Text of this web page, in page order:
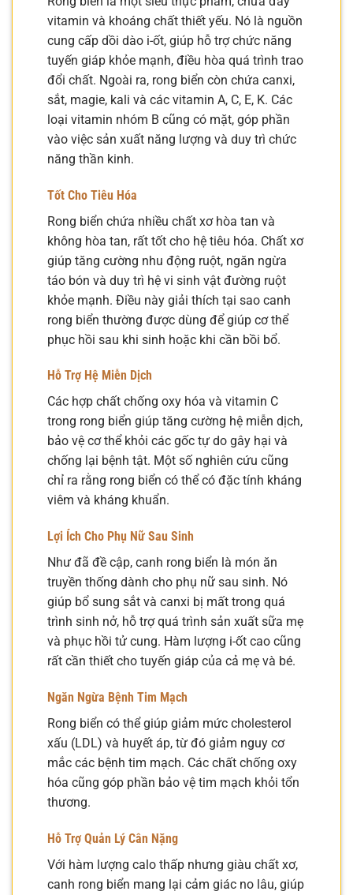
vitamin và khoáng chất thiết yếu. Nó là nguồn
cung cấp dồi dào i-ốt, giúp hỗ trợ chức năng
tuyến giáp khỏe mạnh, điều hòa quá trình trao
đổi chất. Ngoài ra, rong biển còn chứa canxi,
sắt, magie, kali và các vitamin A, C, E, K. Các
loại vitamin nhóm B cũng có mặt, góp phần
vào việc sản xuất năng lượng và duy trì chức
năng thần kinh.
Tốt Cho Tiêu Hóa
Rong biển chứa nhiều chất xơ hòa tan và
không hòa tan, rất tốt cho hệ tiêu hóa. Chất xơ
giúp tăng cường nhu động ruột, ngăn ngừa
táo bón và duy trì hệ vi sinh vật đường ruột
khỏe mạnh. Điều này giải thích tại sao canh
rong biển thường được dùng để giúp cơ thể
phục hồi sau khi sinh hoặc khi cần bồi bổ.
Hỗ Trợ Hệ Miễn Dịch
Các hợp chất chống oxy hóa và vitamin C
trong rong biển giúp tăng cường hệ miễn dịch,
bảo vệ cơ thể khỏi các gốc tự do gây hại và
chống lại bệnh tật. Một số nghiên cứu cũng
chỉ ra rằng rong biển có thể có đặc tính kháng
viêm và kháng khuẩn.
Lợi Ích Cho Phụ Nữ Sau Sinh
Như đã đề cập, canh rong biển là món ăn
truyền thống dành cho phụ nữ sau sinh. Nó
giúp bổ sung sắt và canxi bị mất trong quá
trình sinh nở, hỗ trợ quá trình sản xuất sữa mẹ
và phục hồi tử cung. Hàm lượng i-ốt cao cũng
rất cần thiết cho tuyến giáp của cả mẹ và bé.
Ngăn Ngừa Bệnh Tim Mạch
Rong biển có thể giúp giảm mức cholesterol
xấu (LDL) và huyết áp, từ đó giảm nguy cơ
mắc các bệnh tim mạch. Các chất chống oxy
hóa cũng góp phần bảo vệ tim mạch khỏi tổn
thương.
Hỗ Trợ Quản Lý Cân Nặng
Với hàm lượng calo thấp nhưng giàu chất xơ,
canh rong biển mang lại cảm giác no lâu, giúp